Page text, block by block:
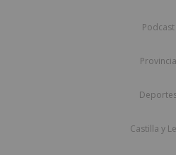
Podcast
Provincia
Castilla y